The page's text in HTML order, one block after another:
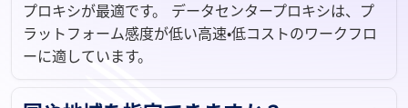
ラットフォーム感度が低い高速・低コストのワークフロ
ーに適しています。